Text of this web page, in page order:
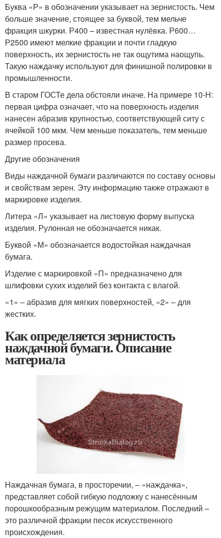
Буква «Р» в обозначении указывает на зернистость. Чем
больше значение, стоящее за буквой, тем мельче
фракция шкурки. Р400 – известная нулёвка. Р600…
Р2500 имеют мелкие фракции и почти гладкую
поверхность, их зернистость не так ощутима наощупь.
Такую наждачку используют для финишной полировки в
промышленности.
В старом ГОСТе дела обстояли иначе. На примере 10-Н:
первая цифра означает, что на поверхность изделия
нанесен абразив крупностью, соответствующей ситу с
ячейкой 100 мкм. Чем меньше показатель, тем меньше
размер просева.
Другие обозначения
Виды наждачной бумаги различаются по составу основы
и свойствам зерен. Эту информацию также отражают в
маркировке изделия.
Литера «Л» указывает на листовую форму выпуска
изделия. Рулонная не обозначается никак.
Буквой «М» обозначается водостойкая наждачная
бумага.
Изделие с маркировкой «П» предназначено для
шлифовки сухих изделий без контакта с влагой.
«1» – абразив для мягких поверхностей, «2» – для
жестких.
Как определяется зернистость
наждачной бумаги. Описание
материала
Наждачная бумага, в просторечии, – «наждачка»,
представляет собой гибкую подложку с нанесённым
порошкообразным режущим материалом. Последний –
это различной фракции песок искусственного
происхождения.